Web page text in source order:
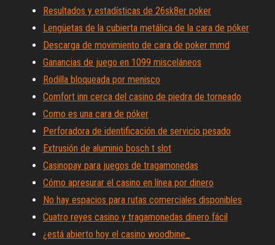
Resultados y estadísticas de 26sk8er poker
Lengüetas de la cubierta metálica de la cara de póker
Descarga de movimiento de cara de poker mmd
Ganancias de juego en 1099 misceláneos
Rodilla bloqueada por menisco
Comfort inn cerca del casino de piedra de torneado
Como es una cara de póker
Perforadora de identificación de servicio pesado
Extrusión de aluminio bosch t slot
Casinopay para juegos de tragamonedas
Cómo apresurar el casino en línea por dinero
No hay espacios para rutas comerciales disponibles
Cuatro reyes casino y tragamonedas dinero fácil
¿está abierto hoy el casino woodbine_